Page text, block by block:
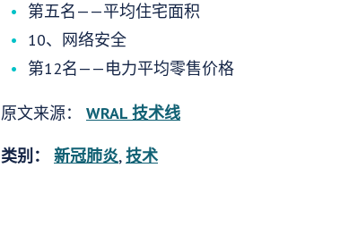
第五名——平均住宅面积
10、网络安全
第12名——电力平均零售价格
原文来源： WRAL 技术线
类别： 新冠肺炎,技术